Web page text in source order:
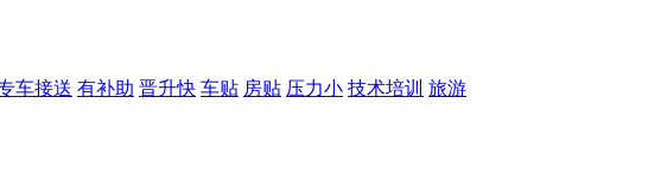
车接送 有补助 晋升快 车贴 房贴 压力小 技术培训 旅游